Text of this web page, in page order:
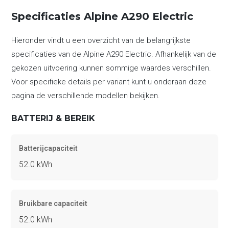
Specificaties Alpine A290 Electric
Hieronder vindt u een overzicht van de belangrijkste
specificaties van de Alpine A290 Electric. Afhankelijk van de
gekozen uitvoering kunnen sommige waardes verschillen.
Voor specifieke details per variant kunt u onderaan deze
pagina de verschillende modellen bekijken.
BATTERIJ & BEREIK
Batterijcapaciteit
52.0 kWh
Bruikbare capaciteit
52.0 kWh